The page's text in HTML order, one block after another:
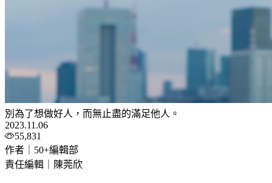
別為了想做好人，而無止盡的滿足他人。
2023.11.06
55,831
作者｜50+編輯部
責任編輯｜陳莞欣